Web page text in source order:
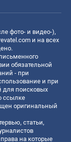
фото- и видео-),
и на всех
обязательной
- при
и при
для поисковых
ссылке
оригинальный
статьи,
на которые